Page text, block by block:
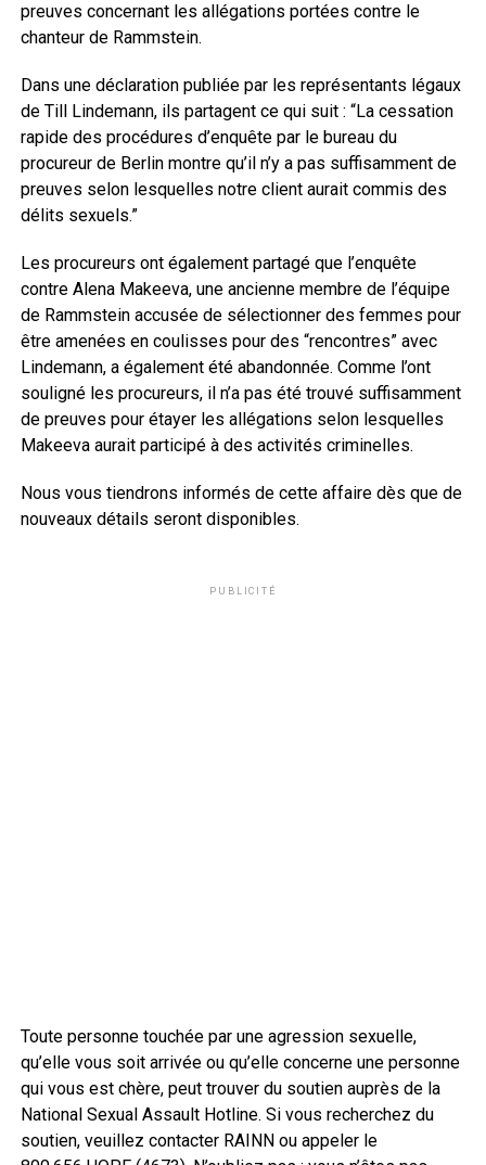
preuves concernant les allégations portées contre le
chanteur de Rammstein.
Dans une déclaration publiée par les représentants légaux
de Till Lindemann, ils partagent ce qui suit : “La cessation
rapide des procédures d’enquête par le bureau du
procureur de Berlin montre qu’il n’y a pas suffisamment de
preuves selon lesquelles notre client aurait commis des
délits sexuels.”
Les procureurs ont également partagé que l’enquête
contre Alena Makeeva, une ancienne membre de l’équipe
de Rammstein accusée de sélectionner des femmes pour
être amenées en coulisses pour des “rencontres” avec
Lindemann, a également été abandonnée. Comme l’ont
souligné les procureurs, il n’a pas été trouvé suffisamment
de preuves pour étayer les allégations selon lesquelles
Makeeva aurait participé à des activités criminelles.
Nous vous tiendrons informés de cette affaire dès que de
nouveaux détails seront disponibles.
PUBLICITÉ
Toute personne touchée par une agression sexuelle,
qu’elle vous soit arrivée ou qu’elle concerne une personne
qui vous est chère, peut trouver du soutien auprès de la
National Sexual Assault Hotline. Si vous recherchez du
soutien, veuillez contacter RAINN ou appeler le